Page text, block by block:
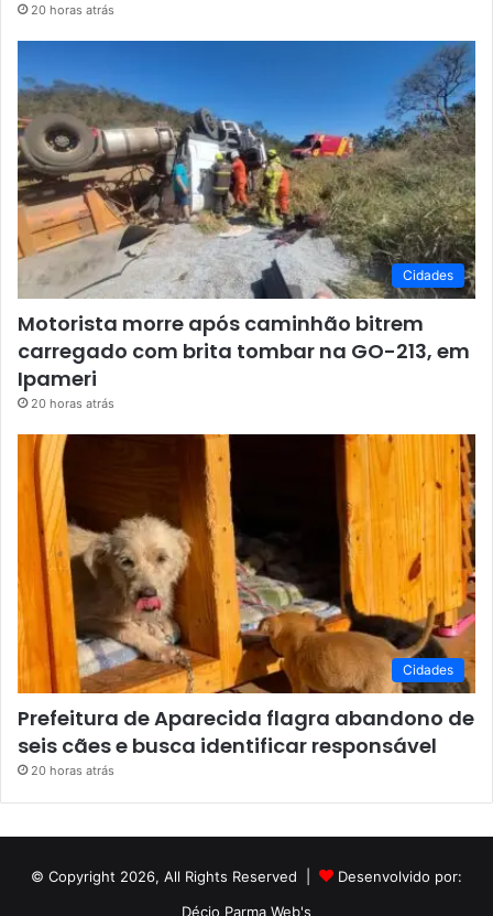
20 horas atrás
Cidades
Motorista morre após caminhão bitrem
carregado com brita tombar na GO-213, em
Ipameri
20 horas atrás
Cidades
Prefeitura de Aparecida flagra abandono de
seis cães e busca identificar responsável
20 horas atrás
© Copyright 2026, All Rights Reserved |
Desenvolvido por:
Décio Parma Web's